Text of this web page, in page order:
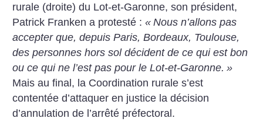
rurale (droite) du Lot-et-Garonne, son président,
Patrick Franken a protesté :« Nous n’allons pas
accepter que, depuis Paris, Bordeaux, Toulouse,
des personnes hors sol décident de ce qui est bon
ou ce qui ne l’est pas pour le Lot-et-Garonne. »
Mais au final, la Coordination rurale s’est
contentée d’attaquer en justice la décision
d’annulation de l’arrêté préfectoral.